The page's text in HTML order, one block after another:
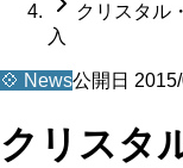
クリスタル
入
💠 News公開日
クリスタ